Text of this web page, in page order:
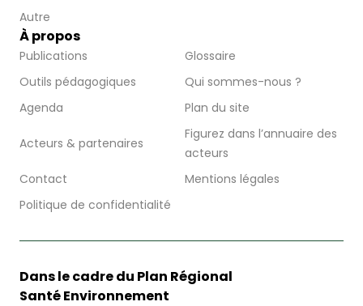
Autre
À propos
Publications
Glossaire
Outils pédagogiques
Qui sommes-nous ?
Agenda
Plan du site
Acteurs & partenaires
Figurez dans l’annuaire des
acteurs
Contact
Mentions légales
Politique de confidentialité
Dans le cadre du Plan Régional
Santé Environnement